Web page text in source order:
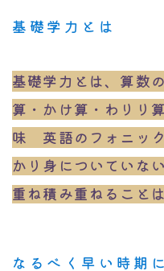
ブログ記事一覧用固定
Instagram動画
基礎学力とは
基礎学力とは、算数
算・かけ算・わりり
味 英語のフォニッ
かり身についていな
重ね積み重ねること
なるべく早い時期